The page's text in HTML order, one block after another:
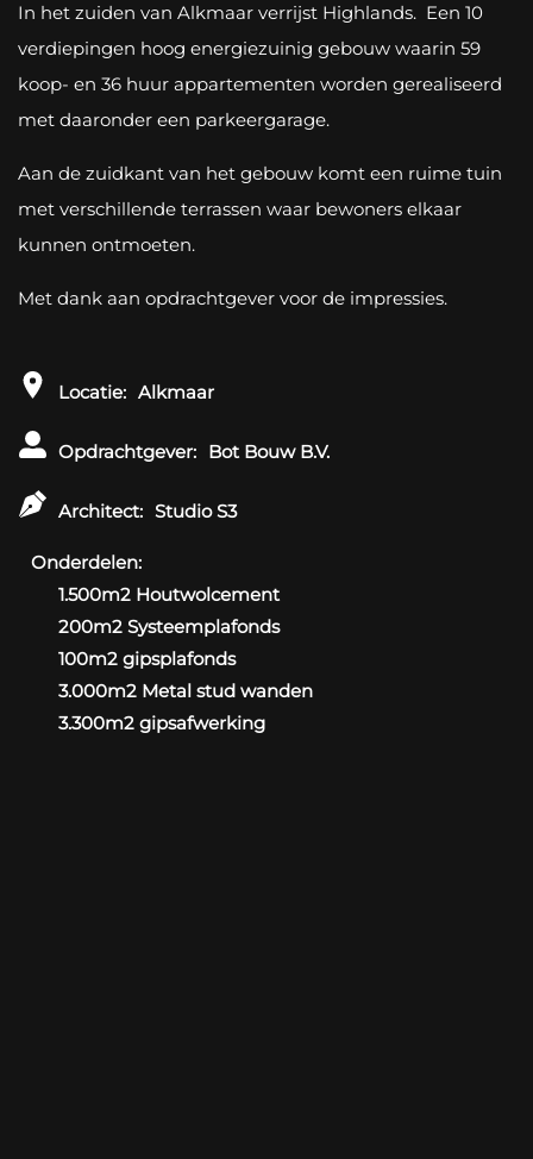
In het zuiden van Alkmaar verrijst Highlands. Een 10
verdiepingen hoog energiezuinig gebouw waarin 59
koop- en 36 huur appartementen worden gerealiseerd
met daaronder een parkeergarage.
Aan de zuidkant van het gebouw komt een ruime tuin
met verschillende terrassen waar bewoners elkaar
kunnen ontmoeten.
Met dank aan opdrachtgever voor de impressies.
Locatie: Alkmaar
Opdrachtgever: Bot Bouw B.V.
Architect: Studio S3
Onderdelen:
1.500m2 Houtwolcement
200m2 Systeemplafonds
100m2 gipsplafonds
3.000m2 Metal stud wanden
3.300m2 gipsafwerking